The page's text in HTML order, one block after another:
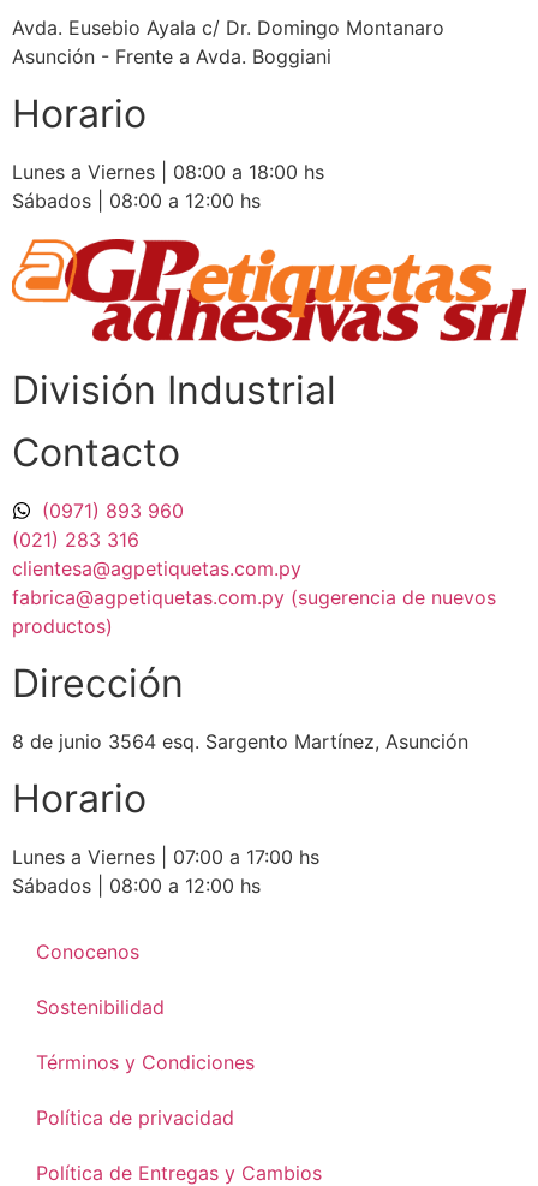
Avda. Eusebio Ayala c/ Dr. Domingo Montanaro
Asunción - Frente a Avda. Boggiani
Horario
Lunes a Viernes | 08:00 a 18:00 hs
Sábados | 08:00 a 12:00 hs
División Industrial​
Contacto
(0971) 893 960
(021) 283 316
clientesa@agpetiquetas.com.py
fabrica@agpetiquetas.com.py (sugerencia de nuevos
productos)
Dirección
8 de junio 3564 esq. Sargento Martínez, Asunción
Horario
Lunes a Viernes | 07:00 a 17:00 hs
Sábados | 08:00 a 12:00 hs
Conocenos
Sostenibilidad
Términos y Condiciones
Política de privacidad
Política de Entregas y Cambios